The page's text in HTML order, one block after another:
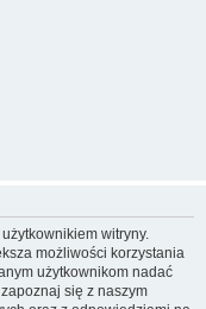
witryny.
możliwości korzystania
użytkownikom nadać
się z naszym